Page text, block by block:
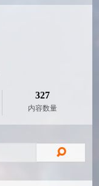
327
内容数量